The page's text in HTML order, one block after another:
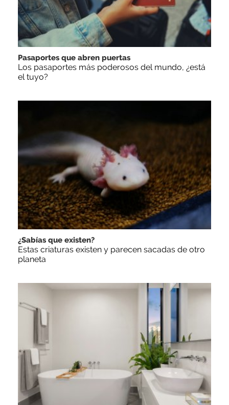
Pasaportes que abren puertas
Los pasaportes más poderosos del mundo, ¿está
el tuyo?
¿Sabías que existen?
Estas criaturas existen y parecen sacadas de otro
planeta